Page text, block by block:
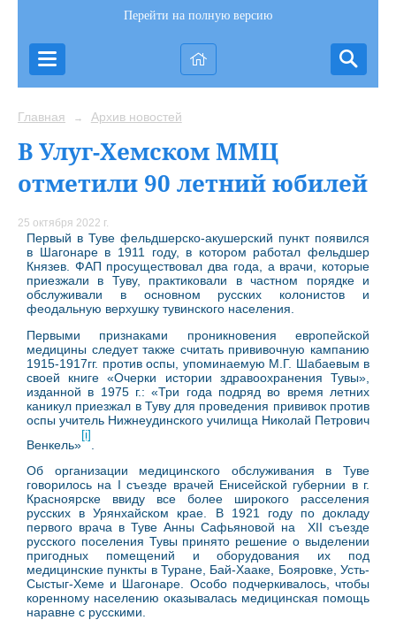
Перейти на полную версию
Главная → Архив новостей
В Улуг-Хемском ММЦ
отметили 90 летний юбилей
25 октября 2022 г.
Первый в Туве фельдшерско-акушерский пункт появился
в Шагонаре в 1911 году, в котором работал фельдшер
Князев. ФАП просуществовал два года, а врачи, которые
приезжали в Туву, практиковали в частном порядке и
обслуживали в основном русских колонистов и
феодальную верхушку тувинского населения.
Первыми признаками проникновения европейской
медицины следует также считать прививочную кампанию
1915-1917гг. против оспы, упоминаемую М.Г. Шабаевым в
своей книге «Очерки истории здравоохранения Тувы»,
изданной в 1975 г.: «Три года подряд во время летних
каникул приезжал в Туву для проведения прививок против
оспы учитель Нижнеудинского училища Николай Петрович
Венкель»
[i]
Об организации медицинского обслуживания в Туве
говорилось на I съезде врачей Енисейской губернии в г.
Красноярске ввиду все более широкого расселения
русских в Урянхайском крае. В 1921 году по докладу
первого врача в Туве Анны Сафьяновой на XII съезде
русского поселения Тувы принято решение о выделении
пригодных помещений и оборудования их под
медицинские пункты в Туране, Бай-Хааке, Бояровке, Усть-
Сыстыг-Хеме и Шагонаре. Особо подчеркивалось, чтобы
коренному населению оказывалась медицинская помощь
наравне с русскими.